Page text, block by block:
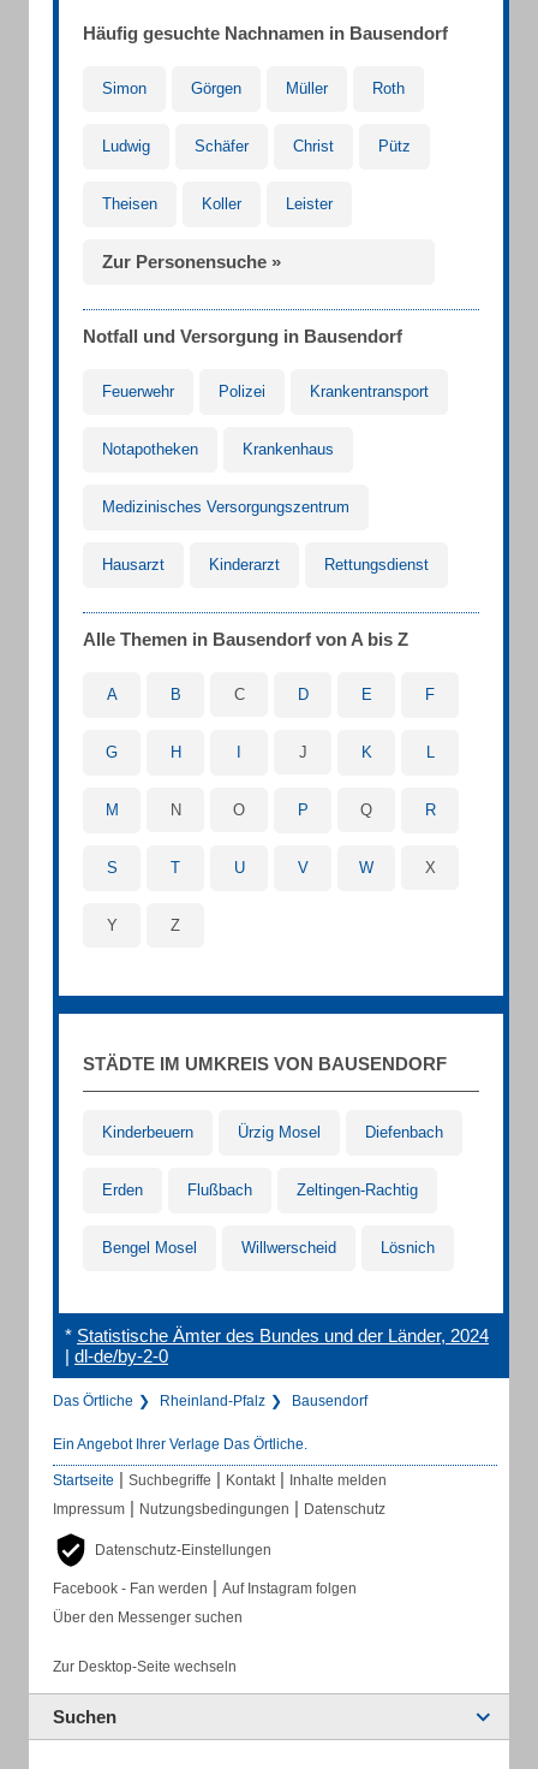
Häufig gesuchte Nachnamen in Bausendorf
Simon Görgen Müller Roth
Ludwig Schäfer Christ Pütz
Theisen Koller Leister
Zur Personensuche »
Notfall und Versorgung in Bausendorf
Feuerwehr Polizei Krankentransport
Notapotheken Krankenhaus
Medizinisches Versorgungszentrum
Hausarzt Kinderarzt Rettungsdienst
Alle Themen in Bausendorf von A bis Z
A B C D E F
G H J K L
M N O P Q R
S T U V W X
Y Z
STÄDTE IM UMKREIS VON BAUSENDORF
Kinderbeuern Ürzig Mosel Diefenbach
Erden Flußbach Zeltingen-Rachtig
Bengel Mosel Willwerscheid Lösnich
* Statistische Ämter des Bundes und der Länder, 2024
| dl-de/by-2-0
Das Örtliche Rheinland-Pfalz Bausendorf
Ein Angebot Ihrer Verlage Das Örtliche.
Startseite | Suchbegriffe | Kontakt | Inhalte melden
Impressum | Nutzungsbedingungen | Datenschutz
Datenschutz-Einstellungen
Facebook - Fan werden | Auf Instagram folgen
Über den Messenger suchen
Zur Desktop-Seite wechseln
Suchen